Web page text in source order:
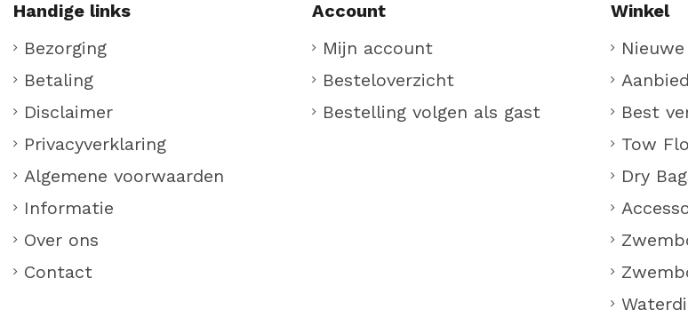
Handige links
Bezorging
Betaling
Disclaimer
Privacyverklaring
Algemene voorwaarden
Informatie
Over ons
Contact
Account
Mijn account
Besteloverzicht
Bestelling volgen als gast
Winkel
Best
Tow
Dry